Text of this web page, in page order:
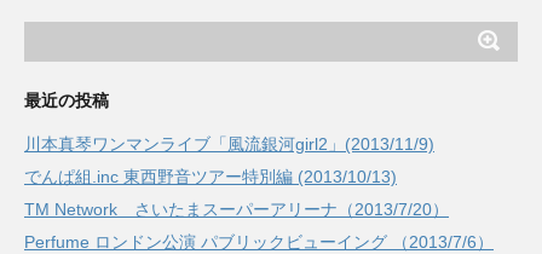
最近の投稿
川本真琴ワンマンライブ「風流銀河girl2」(2013/11/9)
でんぱ組.inc 東西野音ツアー特別編 (2013/10/13)
TM Network さいたまスーパーアリーナ（2013/7/20）
Perfume ロンドン公演 パブリックビューイング （2013/7/6）